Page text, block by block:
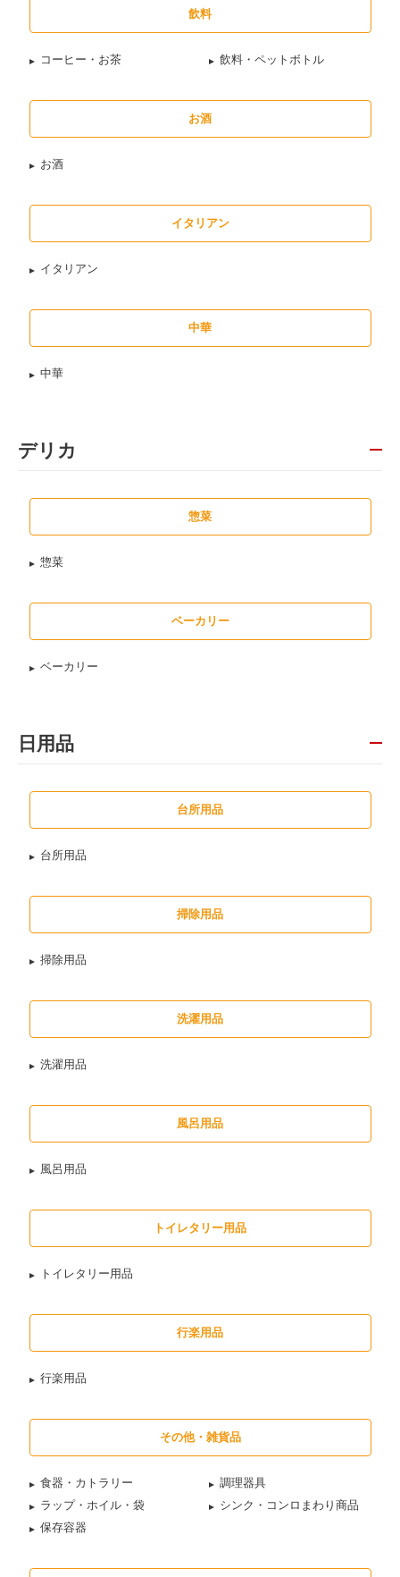
飲料
コーヒー・お茶 飲料・ペットボトル
お酒
お酒
イタリアン
イタリアン
中華
中華
デリカ
惣菜
惣菜
ベーカリー
ベーカリー
日用品
台所用品
台所用品
掃除用品
掃除用品
洗濯用品
洗濯用品
風呂用品
風呂用品
トイレタリー用品
トイレタリー用品
行楽用品
行楽用品
その他・雑貨品
食器・カトラリー
調理器具
ラップ・ホイル・袋
シンク・コンロまわり商品
保存容器